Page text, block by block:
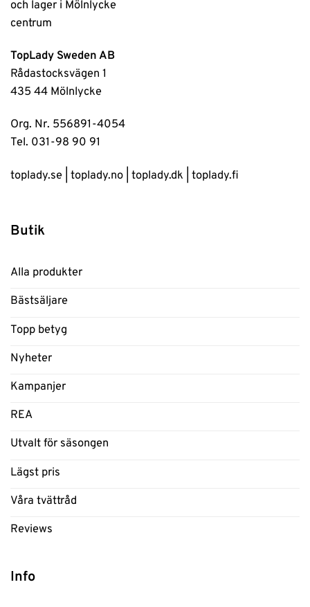
TopLady Sweden AB
Rådastocksvägen 1
435 44 Mölnlycke
Org. Nr. 556891-4054
Tel. 031-98 90 91
toplady.se toplady.no toplady.dk toplady.fi
Butik
Alla produkter
Bästsäljare
Topp betyg
Nyheter
Kampanjer
REA
Utvalt för säsongen
Lägst pris
Våra tvättråd
Reviews
Info